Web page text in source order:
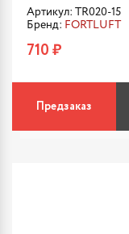
Артикул: TR020-15
Бренд: FORTLUFT
710 ₽
Предзаказ